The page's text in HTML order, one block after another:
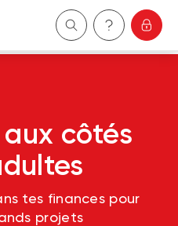
côtés
tes finances pour
projets